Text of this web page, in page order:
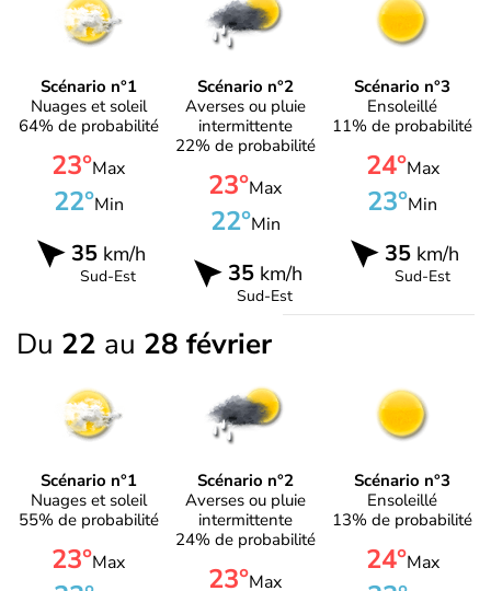
Scénario n°1
Nuages et soleil
64% de probabilité
23°Max
22°Min
35km/h
Sud-Est
Scénario n°2
Averses ou pluie
intermittente
22% de probabilité
23°Max
22°Min
35km/h
Sud-Est
Scénario n°3
Ensoleillé
11% de probabilité
24°Max
23°Min
35 km/h
Sud-Est
Du 22 au 28 février
Scénario n°1
Nuages et soleil
55% de probabilité
23°Max
Scénario n°2
Averses ou pluie
intermittente
24% de probabilité
23°Max
Scénario n°3
Ensoleillé
13% de probabilité
24°Max